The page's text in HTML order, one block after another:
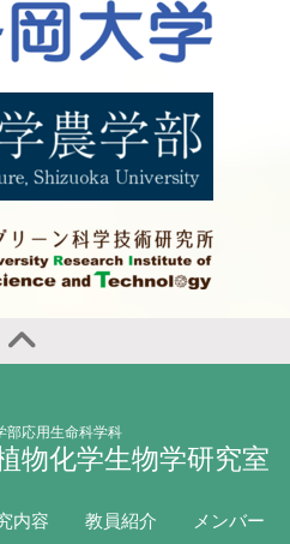
部応用生命科学科
物化学生物学研究室
内容 教員紹介
メンバー